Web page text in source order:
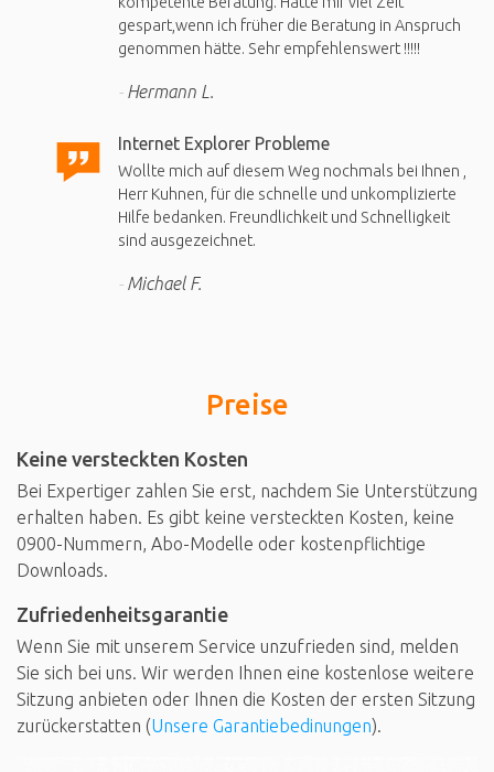
gespart,wenn ich früher die Beratung in Anspruch
genommen hätte. Sehr empfehlenswert !!!!!
Hermann L.
Internet Explorer Probleme
Wollte mich auf diesem Weg nochmals bei Ihnen ,
Herr Kuhnen, für die schnelle und unkomplizierte
Hilfe bedanken. Freundlichkeit und Schnelligkeit
sind ausgezeichnet.
Michael F.
Preise
Keine versteckten Kosten
Bei Expertiger zahlen Sie erst, nachdem Sie Unterstützung
erhalten haben. Es gibt keine versteckten Kosten, keine
0900-Nummern, Abo-Modelle oder kostenpflichtige
Downloads.
Zufriedenheitsgarantie
Wenn Sie mit unserem Service unzufrieden sind, melden
Sie sich bei uns. Wir werden Ihnen eine kostenlose weitere
Sitzung anbieten oder Ihnen die Kosten der ersten Sitzung
zurückerstatten (Unsere Garantiebedinungen).